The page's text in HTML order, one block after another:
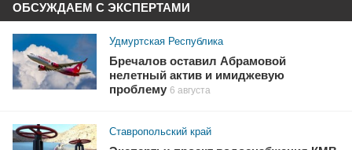
ОБСУЖДАЕМ С ЭКСПЕРТАМИ
Удмуртская Республика
Бречалов оставил Абрамовой
нелетный актив и имиджевую
проблему 6 августа
Ставропольский край